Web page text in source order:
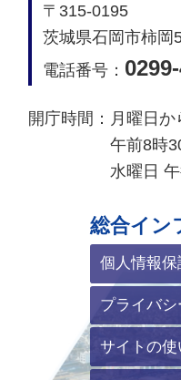
〒315-0195
茨城県石岡市柿岡
電話番号：
開庁時間： 月曜日か
午前8時
水曜日
総合イン
個人情報保
プライバ
サイトの使